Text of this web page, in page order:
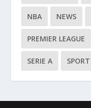
NBA NEWS
PREMIER LEAGUE
SERIE A SPORT